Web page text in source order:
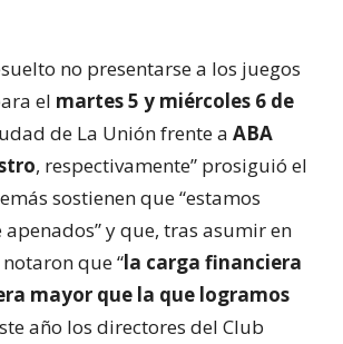
no presentarse a los juegos
el martes 5 y miércoles 6 de
de La Unión frente a ABA
, respectivamente” prosiguió el
sostienen que “estamos
y que, tras asumir en
que “la carga financiera
mayor que la que logramos
año los directores del Club